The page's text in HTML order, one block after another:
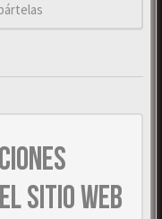
SITIO WEB